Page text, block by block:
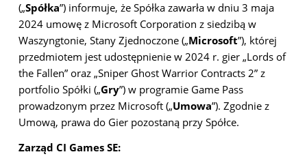
(„Spółka”) informuje, że Spółka zawarła w dniu 3 maja
2024 umowę z Microsoft Corporation z siedzibą w
Waszyngtonie, Stany Zjednoczone („Microsoft”), której
przedmiotem jest udostępnienie w 2024 r. gier „Lords of
the Fallen” oraz „Sniper Ghost Warrior Contracts 2” z
portfolio Spółki („Gry”) w programie Game Pass
prowadzonym przez Microsoft („Umowa”). Zgodnie z
Umową, prawa do Gier pozostaną przy Spółce.
Zarząd CI Games SE: